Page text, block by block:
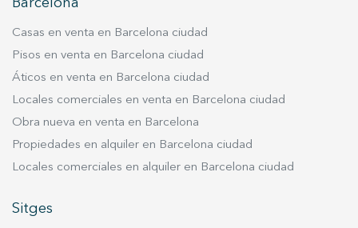
viviendas diseñadas para ofrecer funcionalidad,
confort y eficiencia. Además, muchas de ellas
disfrutan de agradables espacios exteriores y
magníficas vistas abiertas, especialmente los
ideales para disfrutar del clima mediterráneo
durante todo el año. La promoción ofrece
necesidades. Dispone de cinco plantas bajas
Barcelona
Casas en venta en Barcelona ciudad
Pisos en venta en Barcelona ciudad
Áticos en venta en Barcelona ciudad
Locales comerciales en venta en Barcelona ciudad
Obra nueva en venta en Barcelona
Propiedades en alquiler en Barcelona ciudad
Locales comerciales en alquiler en Barcelona ciudad
Sitges